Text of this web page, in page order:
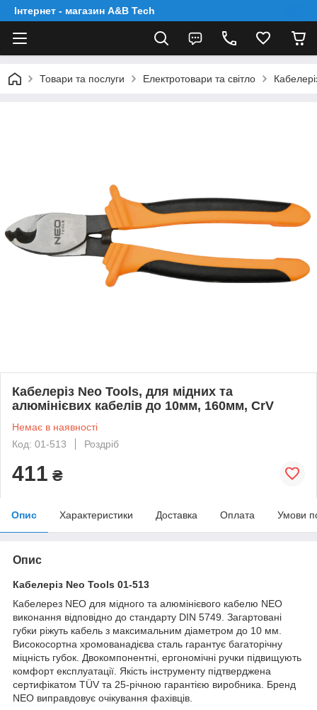
Інтернет - магазин A&B Tech
Товари та послуги Електротовари та світло
Кабелеріз Neo Tools, для мідних та
алюмінієвих кабелів до 10мм, 160мм, CrV
Немає в наявності
Код: 01-513
Роздріб
411 ₴
Опис Характеристики Доставка Оплата Умови
Опис
Кабелеріз Neo Tools 01-513
Кабелерез NEO для мідного та алюмінієвого кабелю NEO
виконання відповідно до стандарту DIN 5749. Загартовані
губки ріжуть кабель з максимальним діаметром до 10 мм.
Високосортна хромованадієва сталь гарантує багаторічну
міцність губок. Двокомпонентні, ергономічні ручки підвищують
комфорт експлуатації. Якість інструменту підтверджена
сертифікатом TÜV та 25-річною гарантією виробника. Бренд
NEO виправдовує очікування фахівців.